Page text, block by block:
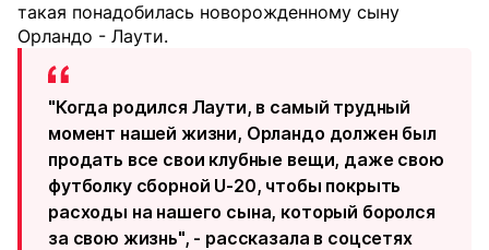
такая понадобилась новорожденному сыну
Орландо - Лаути.
"Когда родился Лаути, в самый трудный
момент нашей жизни, Орландо должен был
продать все свои клубные вещи, даже свою
футболку сборной U-20, чтобы покрыть
расходы на нашего сына, который боролся
за свою жизнь", - рассказала в соцсетях